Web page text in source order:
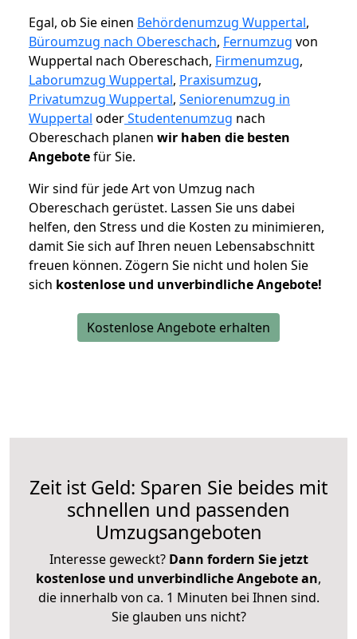
Egal, ob Sie einen Behördenumzug Wuppertal,
Büroumzug nach Obereschach, Fernumzug von
Wuppertal nach Obereschach, Firmenumzug,
Laborumzug Wuppertal, Praxisumzug,
Privatumzug Wuppertal, Seniorenumzug in
Wuppertal oderStudentenumzug nach
Obereschach planen wir haben die besten
Angebotefür Sie.
Wir sind für jede Art von Umzug nach
Obereschach gerüstet. Lassen Sie uns dabei
helfen, den Stress und die Kosten zu minimieren,
damit Sie sich auf Ihren neuen Lebensabschnitt
freuen können. Zögern Sie nicht und holen Sie
sich kostenlose und unverbindliche Angebote!
Kostenlose Angebote erhalten
Zeit ist Geld: Sparen Sie beides mit
schnellen und passenden
Umzugsangeboten
Interesse geweckt? Dann fordern Sie jetzt
kostenlose und unverbindliche Angebote an,
die innerhalb von ca. 1 Minuten bei Ihnen sind.
Sie glauben uns nicht?